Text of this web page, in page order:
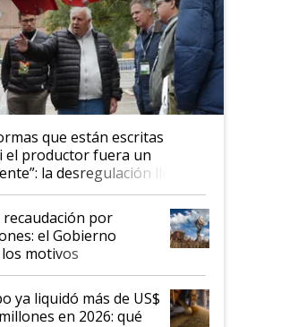
que están escritas
el productor fuera un
la desregulación llegó
Aapresid y hasta se
financiamiento al IPCVA
recaudación por
el Gobierno
motivos
ya liquidó más de US$
en 2026: qué